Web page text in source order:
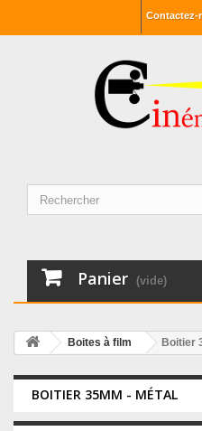
Contactez-
Panier (vide)
Boites à film Boitier
BOITIER 35MM - MÉTAL